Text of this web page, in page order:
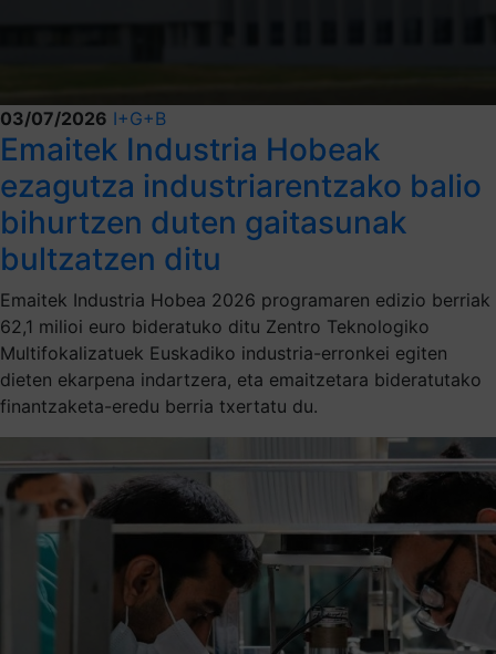
03/07/2026 I+G+B
Emaitek Industria Hobeak
ezagutza industriarentzako balio
bihurtzen duten gaitasunak
bultzatzen ditu
Emaitek Industria Hobea 2026 programaren edizio berriak
62,1 milioi euro bideratuko ditu Zentro Teknologiko
Multifokalizatuek Euskadiko industria-erronkei egiten
dieten ekarpena indartzera, eta emaitzetara bideratutako
finantzaketa-eredu berria txertatu du.